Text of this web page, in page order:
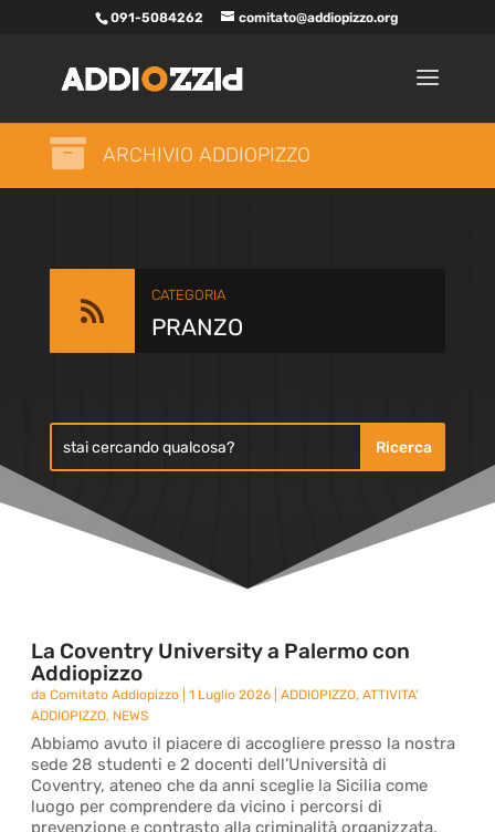
091-5084262 comitato@addiopizzo.org
 ARCHIVIO ADDIOPIZZO

CATEGORIA
PRANZO
La Coventry University a Palermo con
Addiopizzo
daComitato Addiopizzo |1 Luglio 2026 |ADDIOPIZZO,ATTIVITA'
ADDIOPIZZO, NEWS
Abbiamo avuto il piacere di accogliere presso la nostra
sede 28 studenti e 2 docenti dell’Università di
Coventry, ateneo che da anni sceglie la Sicilia come
luogo per comprendere da vicino i percorsi di
prevenzione e contrasto alla criminalità organizzata.